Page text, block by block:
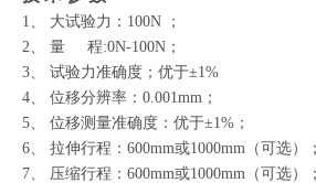
1、 大试验力：100N ；
2、 量 程:0N-100N；
3、 试验力准确度；优于±1%
4、 位移分辨率：0.001mm；
5、 位移测量准确度：优于±1%；
6、 拉伸行程：600mm或1000mm（可选）；
7、 压缩行程：600mm或1000mm（可选）；